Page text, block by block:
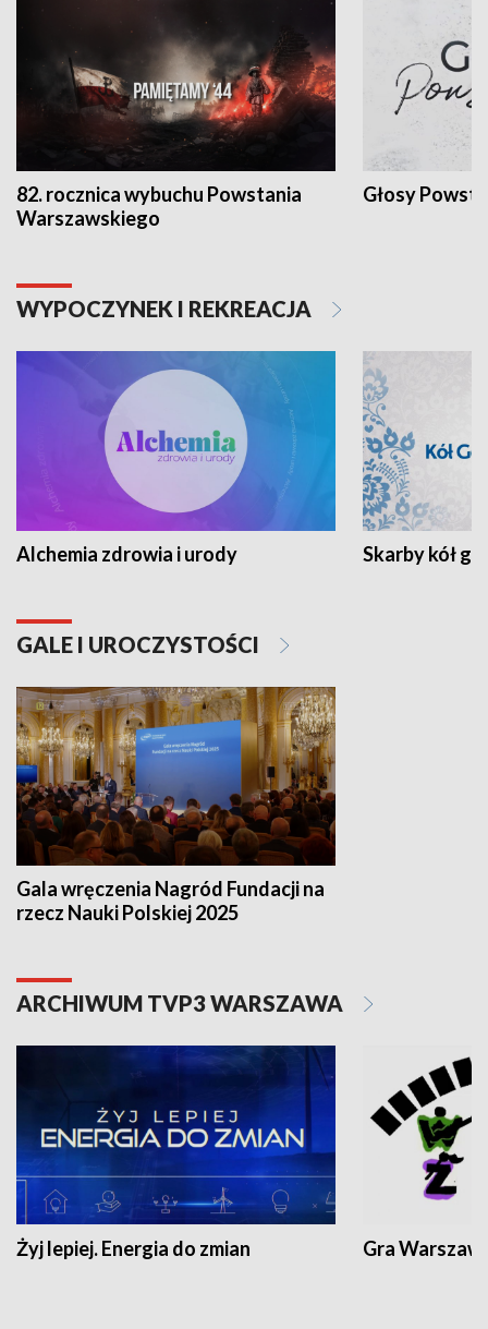
82. rocznica wybuchu Powstania
Warszawskiego
Głosy
WYPOCZYNEK I REKREACJA
Alchemia zdrowia i urody Skarby kół
GALE I UROCZYSTOŚCI
Gala wręczenia Nagród Fundacji na
rzecz Nauki Polskiej 2025
ARCHIWUM TVP3 WARSZAWA
Żyj lepiej. Energia do zmian Gra